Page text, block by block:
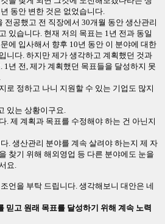
년 동안 변한 것은 없었습니다.
전공했고 전 직장에서 30개월 동안 생산관리
있습니다. 현재 저의 목표는 1년 전과 동일
에 입사해서 향후 10년 동안 이 분야에 대한
니다. 하지만 제가 생각하고 계획했던 것과
. 1년 전, 제가 계획했던 목표들을 달성하지 못
.
로 정하고 나니 지원할 수 있는 기업도 많지
있는 상황이구요.
. 제 계획과 목표를 수정해야 하는 건 아닌지
. 생산관리 분야를 계속 살려야 하는지 제 자
찾기 위해 해외영업 등 다른 분야에도 눈을
요.
언을 부탁 드립니다. 생각해보니 대안은 네
믿고 원래 목표를 달성하기 위해 계속 노력